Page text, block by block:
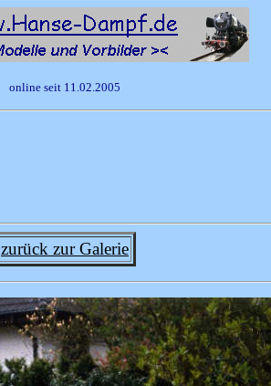
online seit 11.02.2005
zurück zur Galerie